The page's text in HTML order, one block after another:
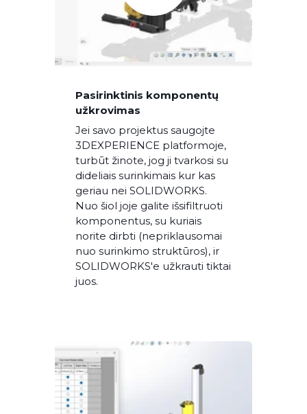
Pasirinktinis komponentų
užkrovimas
Jei savo projektus saugojte
3DEXPERIENCE platformoje,
turbūt žinote, jog ji tvarkosi su
dideliais surinkimais kur kas
geriau nei SOLIDWORKS.
Nuo šiol joje galite išsifiltruoti
komponentus, su kuriais
norite dirbti (nepriklausomai
nuo surinkimo struktūros), ir
SOLIDWORKS'e užkrauti tiktai
juos.